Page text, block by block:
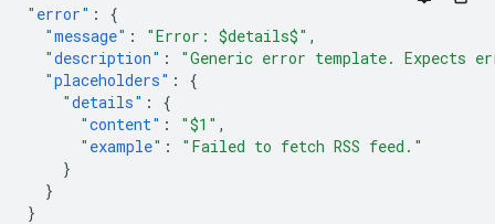
"error" :
{
"message" : "Error: $details$" ,
"description" :
"Generic error template. Expects
"placeholders" :
{
"details" :
{
"content" : "$1" ,
"example" :
"Failed to fetch RSS feed."
}
}
}